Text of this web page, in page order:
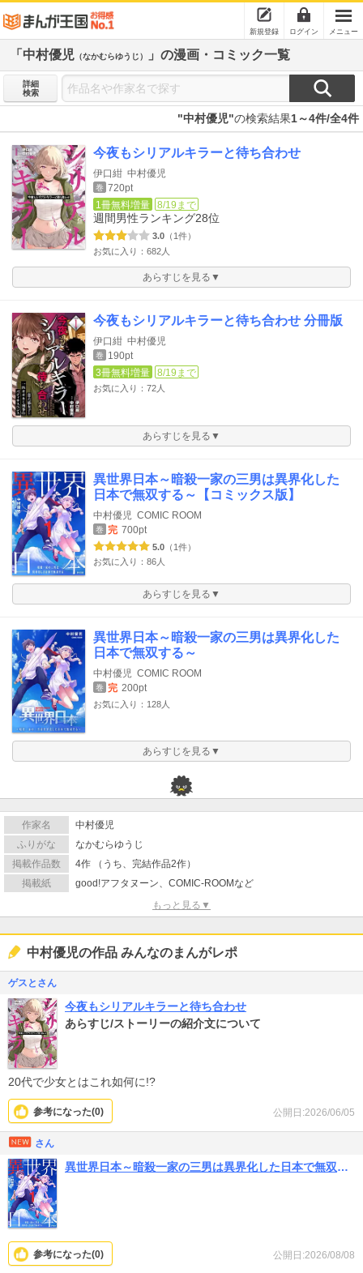
新規登録 ログイン メニュー
「中村優児 （なかむらゆうじ） 」の漫画・コミック一覧
詳細
検索
"中村優児"の検索結果1～4件/全4件
今夜もシリアルキラーと待ち合わせ
伊口紺 中村優児
巻 720pt
1冊無料増量
8/19まで
週間男性ランキング28位
3.0 （1件）
お気に入り：682人
あらすじを見る▼
今夜もシリアルキラーと待ち合わせ 分冊版
伊口紺 中村優児
巻
190pt
3冊無料増量
8/19まで
お気に入り：72人
あらすじを見る▼
異世界日本～暗殺一家の三男は異界化した
日本で無双する～【コミックス版】
中村優児 COMIC ROOM
巻 完 700pt
5.0 （1件）
お気に入り：86人
あらすじを見る▼
異世界日本～暗殺一家の三男は異界化した
日本で無双する～
中村優児 COMIC ROOM
巻 完 200pt
お気に入り：128人
あらすじを見る▼
作家名
中村優児
ふりがな
なかむらゆうじ
掲載作品数
4作 （うち、完結作品2作）
掲載紙
good!アフタヌーン、COMIC-ROOMなど
もっと見る▼
中村優児の作品 みんなのまんがレポ
ゲスとさん
今夜もシリアルキラーと待ち合わせ
あらすじ/ストーリーの紹介文について
20代で少女とはこれ如何に!?
公開日:2026/06/05
参考になった(0)
さん
異世界日本～暗殺一家の三男は異界化した日本で無双する～【コミックス版】
公開日:2026/08/08
参考になった(0)